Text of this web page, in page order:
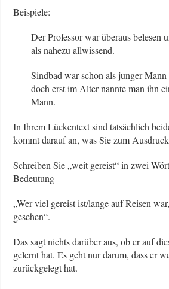
Beispiele:
Der Professor war überaus belesen
als nahezu allwissend.
Sindbad war schon als junger
doch erst im Alter nannte man ihn
Mann.
In Ihrem Lückentext sind tatsächlich
kommt darauf an, was Sie zum
Schreiben Sie „weit gereist“ in zwei
Bedeutung
„Wer viel gereist ist/lange auf Reisen
gesehen“.
Das sagt nichts darüber aus, ob er auf
gelernt hat. Es geht nur darum, dass er
zurückgelegt hat.